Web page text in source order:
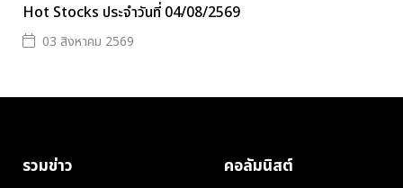
Hot Stocks ประจำวันที่ 04/08/2569
03 สิงหาคม 2569
รวมข่าว คอลัมนิสต์